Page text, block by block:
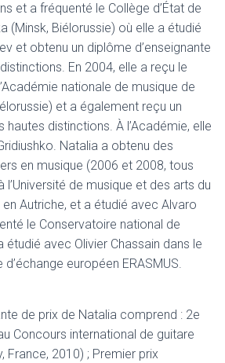
et a fréquenté le Collège d’État de
(Minsk, Biélorussie) où elle a étudié
et obtenu un diplôme d’enseignante
En 2004, elle a reçu le
nationale de musique de
et a également reçu un
distinctions. À l’Académie, elle
Natalia a obtenu des
en musique (2006 et 2008, tous
de musique et des arts du
Autriche, et a étudié avec Alvaro
le Conservatoire national de
étudié avec Olivier Chassain dans le
européen ERASMUS.
de prix de Natalia comprend : 2e
Concours international de guitare
France, 2010) ; Premier prix